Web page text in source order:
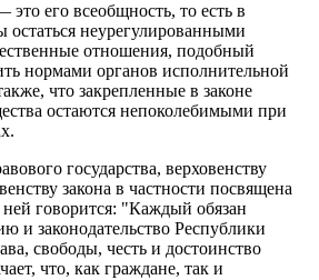
это его всеобщность, то есть в
остаться неурегулированными
отношения, подобный
нормами органов исполнительной
что закрепленные в законе
остаются непоколебимыми при
государства, верховенству
закона в частности посвящена
говорится: "Каждый обязан
и законодательство Республики
свободы, честь и достоинство
что, как граждане, так и